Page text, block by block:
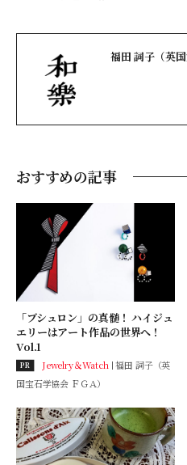
福田 詞子（英
おすすめの記事
「ブシュロン」の真髄！ ハイジュ
エリーはアート作品の世界へ！
Vol.1
PR Jewelry＆Watch 福田 詞子（英
国宝石学協会 ＦＧＡ）